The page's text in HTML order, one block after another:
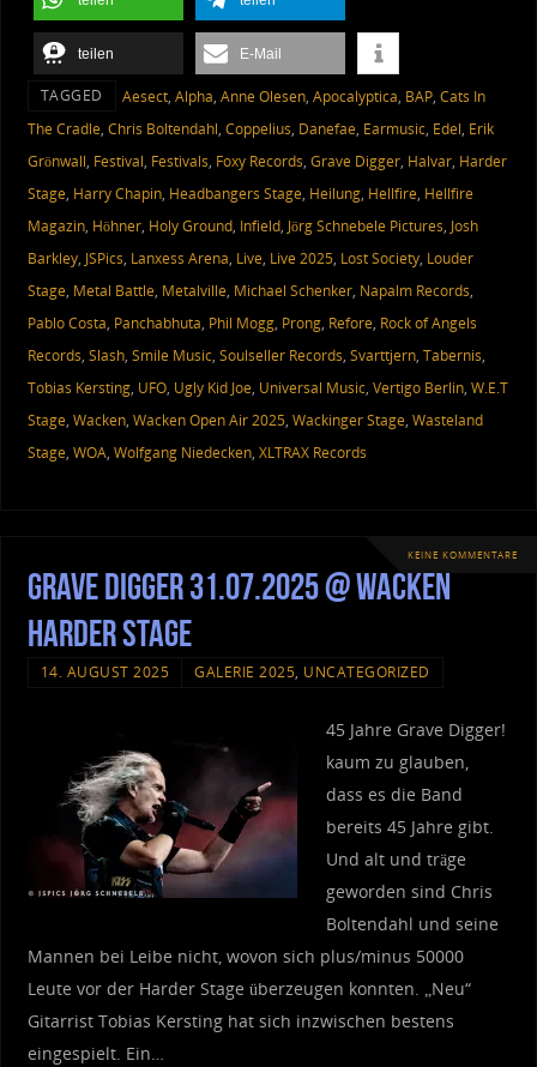
teilen E-Mail
TAGGED Aesect, Alpha, Anne Olesen, Apocalyptica, BAP, Cats In
The Cradle, Chris Boltendahl, Coppelius, Danefae, Earmusic, Edel, Erik
Grönwall, Festival, Festivals, Foxy Records, Grave Digger, Halvar, Harder
Stage, Harry Chapin, Headbangers Stage, Heilung, Hellfire, Hellfire
Magazin, Höhner, Holy Ground, Infield, Jörg Schnebele Pictures, Josh
Barkley, JSPics, Lanxess Arena, Live, Live 2025, Lost Society, Louder
Stage, Metal Battle, Metalville, Michael Schenker, Napalm Records,
Pablo Costa, Panchabhuta, Phil Mogg, Prong, Refore, Rock of Angels
Records, Slash, Smile Music, Soulseller Records, Svarttjern, Tabernis,
Tobias Kersting, UFO, Ugly Kid Joe, Universal Music, Vertigo Berlin, W.E.T
Stage, Wacken, Wacken Open Air 2025, Wackinger Stage, Wasteland
Stage, WOA, Wolfgang Niedecken, XLTRAX Records
KEINE KOMMENTARE
Grave Digger 31.07.2025 @ Wacken
Harder Stage
14. AUGUST 2025 GALERIE 2025, UNCATEGORIZED
45 Jahre Grave Digger!
kaum zu glauben,
dass es die Band
bereits 45 Jahre gibt.
Und alt und träge
geworden sind Chris
Boltendahl und seine
Mannen bei Leibe nicht, wovon sich plus/minus 50000
Leute vor der Harder Stage überzeugen konnten. „Neu“
Gitarrist Tobias Kersting hat sich inzwischen bestens
eingespielt. Ein…